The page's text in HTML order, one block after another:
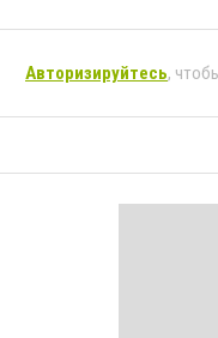
Авторизируйтесь,